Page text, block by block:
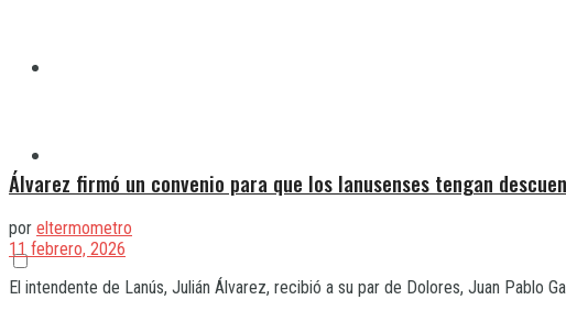
Álvarez firmó un convenio para que los lanusenses tengan
por eltermometro
11 febrero, 2026
El intendente de Lanús, Julián Álvarez, recibió a su par de Dolores, Juan Pablo